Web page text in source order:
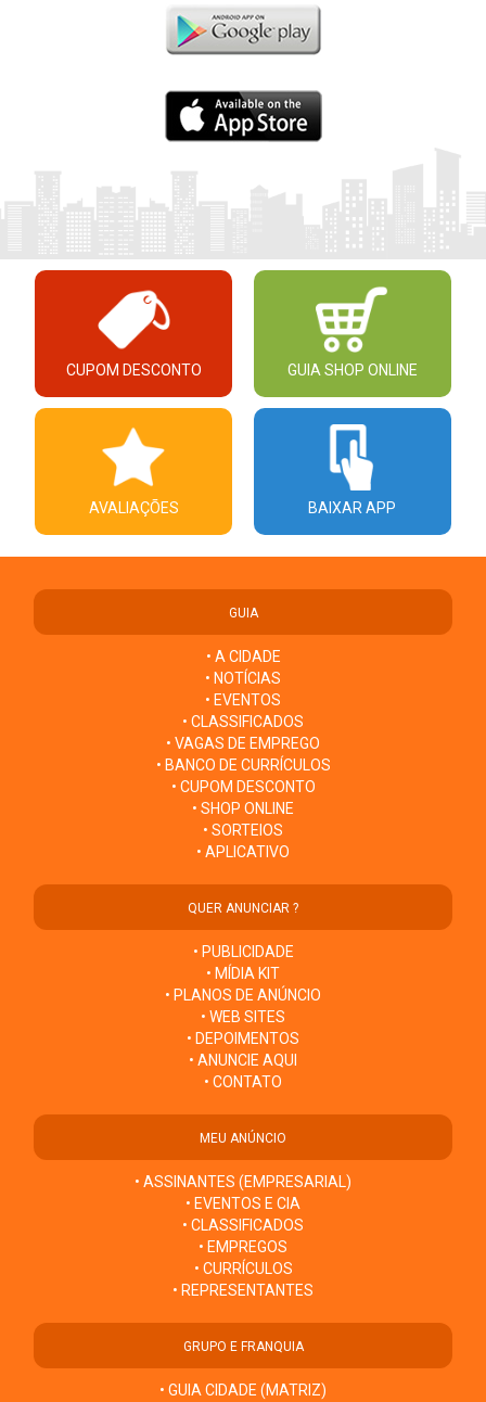
CUPOM DESCONTO GUIA SHOP ONLINE
AVALIAÇÕES BAIXAR APP
GUIA
• A CIDADE
• NOTÍCIAS
• EVENTOS
• CLASSIFICADOS
• VAGAS DE EMPREGO
• BANCO DE CURRÍCULOS
• CUPOM DESCONTO
• SHOP ONLINE
• SORTEIOS
• APLICATIVO
QUER ANUNCIAR ?
• PUBLICIDADE
• MÍDIA KIT
• PLANOS DE ANÚNCIO
• WEB SITES
• DEPOIMENTOS
• ANUNCIE AQUI
• CONTATO
MEU ANÚNCIO
• ASSINANTES (EMPRESARIAL)
• EVENTOS E CIA
• CLASSIFICADOS
• EMPREGOS
• CURRÍCULOS
• REPRESENTANTES
GRUPO E FRANQUIA
• GUIA CIDADE (MATRIZ)